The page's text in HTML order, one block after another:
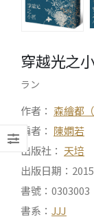
穿越光之
ラン
作者： 森繪都
編者： 陳嫻若
出版社： 天培
出版日期：
書號：0303003
書系： JJJ